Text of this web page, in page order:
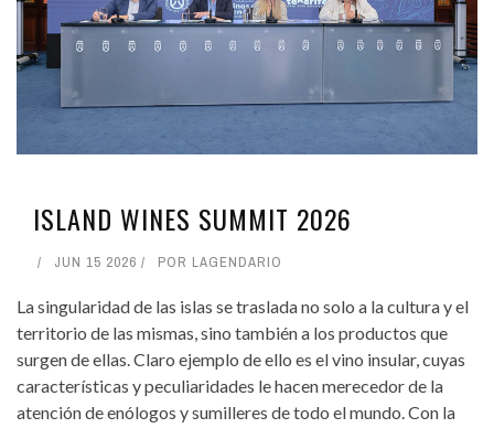
ISLAND WINES SUMMIT 2026
JUN 15 2026 POR LAGENDARIO
La singularidad de las islas se traslada no solo a la cultura y el
territorio de las mismas, sino también a los productos que
surgen de ellas. Claro ejemplo de ello es el vino insular, cuyas
características y peculiaridades le hacen merecedor de la
atención de enólogos y sumilleres de todo el mundo. Con la